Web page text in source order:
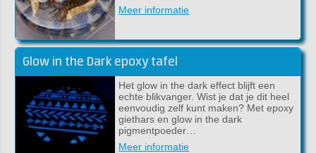
Meer informatie
Glow in the Dark epoxy tafel
Het glow in the dark effect blijft een
echte blikvanger. Wist je dat je dit heel
eenvoudig zelf kunt maken? Met epoxy
giethars en glow in the dark
pigmentpoeder…
Meer informatie